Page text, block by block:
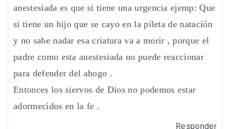
anestesiada es que si tiene una urgencia ejemp: Que
si tiene un hijo que se cayo en la pileta de natación
y no sabe nadar esa criatura va a morir , porque el
padre como esta anestesiada no puede reaccionar
para defender del ahogo .
Entonces los siervos de Dios no podemos estar
adormecidos en la fe .
Responder